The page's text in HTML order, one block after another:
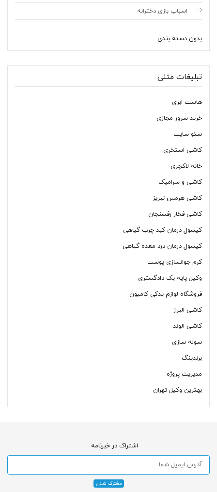
اسباب بازی دخترانه
بدون دسته بندی
تبلیغات متنی
هاست ابری
خرید سرور مجازی
سئو سایت
کاشی استخری
خانه لاکچری
کاشی و سرامیک
کاشی هرمس تبریز
کاشی فخار رفسنجان
کپسول درمان کبد چرب گیاهی
کپسول درمان درد معده گیاهی
کرم جوانسازی پوست
وکیل پایه یک دادگستری
فروشگاه لوازم یدکی کامیون
کاشی البرز
کاشی الوند
سوله سازی
برندینگ
مدیریت پروژه
بهترین وکیل تهران
اشتراک در خبرنامه